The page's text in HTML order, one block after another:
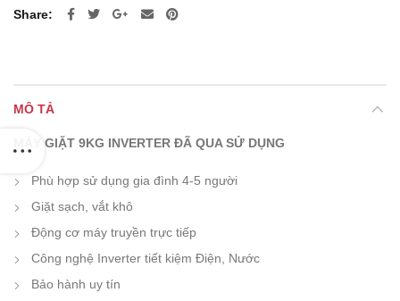
Share
MÔ TẢ
MÁY GIẶT 9KG INVERTER ĐÃ QUA SỬ DỤNG
Phù hợp sử dụng gia đình 4-5 người
Giặt sạch, vắt khô
Động cơ máy truyền trực tiếp
Công nghệ Inverter tiết kiệm Điện, Nước
Bảo hành uy tín